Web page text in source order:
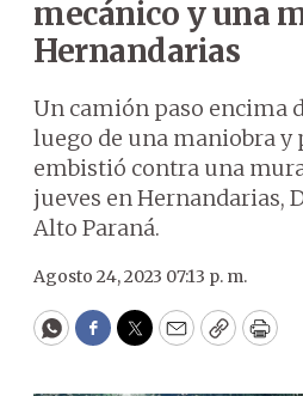
mecánico y una
Hernandarias
Un camión paso encima
luego de una maniobra
embistió contra una
jueves en Hernandarias,
Alto Paraná.
Agosto 24, 2023 07:13 p. m.
WhatsApp
Facebook
Twitter
EmailCopyPrint